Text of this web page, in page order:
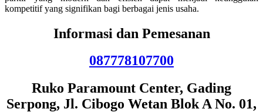
kompetitif yang signifikan bagi berbagai jenis usaha.
Informasi dan Pemesanan
087778107700
Ruko Paramount Center, Gading
Serpong, Jl. Cibogo Wetan Blok A No. 01,